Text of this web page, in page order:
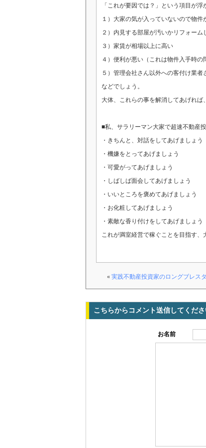
「これが要因では？」という項目が
１）大家の気が入っていないので物件
２）内見する部屋が汚いかリフォーム
３）家賃が相場以上に高い
４）便利が悪い（これは物件入手時の
５）管理会社さん以外への客付け業者
などでしょう。
大体、これらの事を解消してあげれば
■私、サラリーマン大家で超速不動産
・きちんと、対話をしてあげましょう
・機嫌をとってあげましょう
・可愛がってあげましょう
・しばしば面会してあげましょう
・いいところを褒めてあげましょう
・お化粧してあげましょう
・素敵な香り付けをしてあげましょう
これが満室経営で稼ぐことを目指す、
« 実践不動産投資家のロングブレス
こちらからコメント送信してくださ
お名前